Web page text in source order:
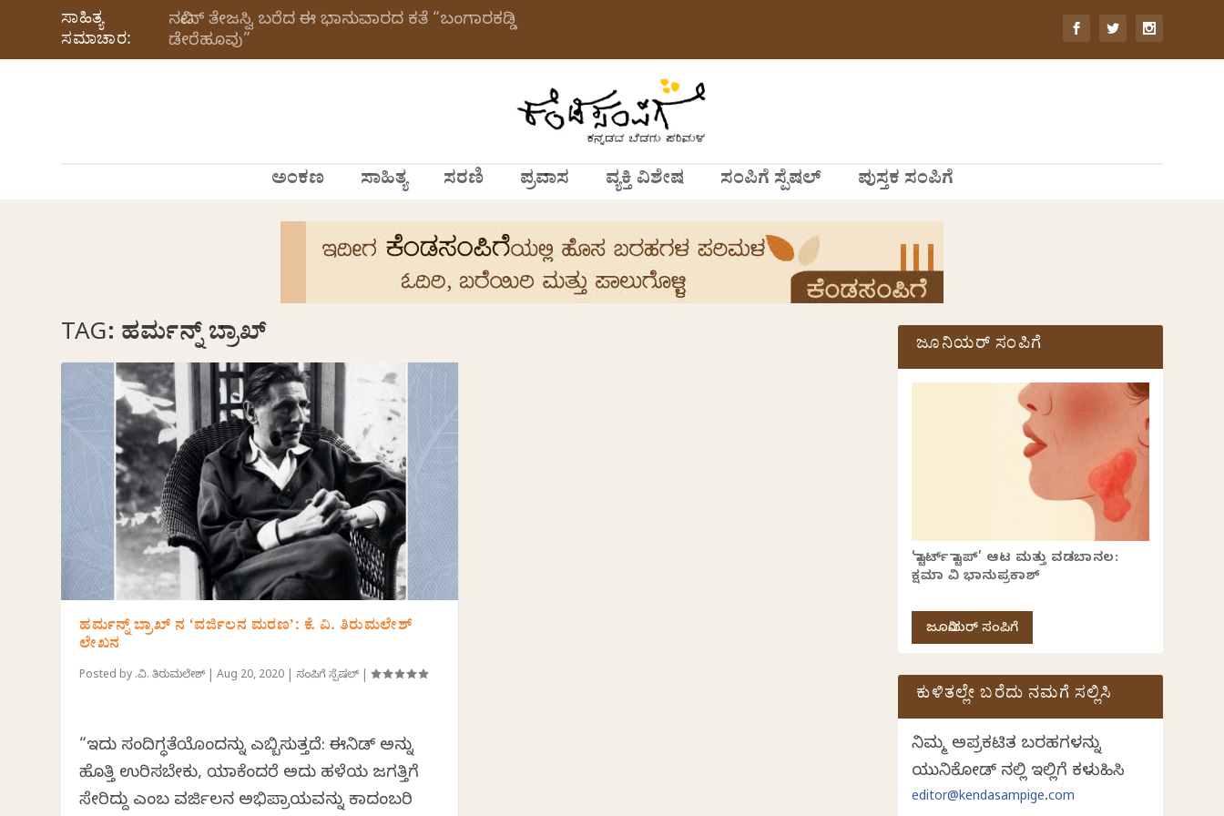
ಸಾಹಿತ್ಯ
ಸಮಾಚಾರ:
ನವೀನ್‌ ತೇಜಸ್ವಿ ಬರೆದ ಈ ಭಾನುವಾರದ ಕತೆ “ಬಂಗಾರಕಡ್ಡಿ
ಡೇರೆಹೂವು”
ಅಂಕಣ ಸಾಹಿತ್ಯ ಸರಣಿ ಪ್ರವಾಸ ವ್ಯಕ್ತಿ ವಿಶೇಷ ಸಂಪಿಗೆ ಸ್ಪೆಷಲ್ ಪುಸ್ತಕ ಸಂಪಿಗೆ
TAG: ಹರ್ಮನ್ನ್ ಬ್ರಾಖ್
ಹರ್ಮನ್ನ್ ಬ್ರಾಖ್ ನ ‘ವರ್ಜಿಲನ ಮರಣ’: ಕೆ. ವಿ. ತಿರುಮಲೇಶ್
ಲೇಖನ
Posted by ಕೆ.ವಿ. ತಿರುಮಲೇಶ್ |Aug 20, 2020 ಸಂಪಿಗೆ ಸ್ಪೆಷಲ್ |
“ಇದು ಸಂದಿಗ್ಧತೆಯೊಂದನ್ನು ಎಬ್ಬಿಸುತ್ತದೆ: ಈನಿಡ್ ಅನ್ನು
ಹೊತ್ತಿ ಉರಿಸಬೇಕು, ಯಾಕೆಂದರೆ ಅದು ಹಳೆಯ ಜಗತ್ತಿಗೆ
ಸೇರಿದ್ದು ಎಂಬ ವರ್ಜಿಲನ ಅಭಿಪ್ರಾಯವನ್ನು ಕಾದಂಬರಿ
ಜೂನಿಯರ್ ಸಂಪಿಗೆ
‘ಸ್ಟಾರ್ಟ್ ಸ್ಟಾಪ್’ ಆಟ ಮತ್ತು ವಡಬಾನಲ:
ಕ್ಷಮಾ ವಿ ಭಾನುಪ್ರಕಾಶ್
ಜೂನಿಯರ್ ಸಂಪಿಗೆ
ಕುಳಿತಲ್ಲೇ ಬರೆದು ನಮಗೆ ಸಲ್ಲಿಸಿ
ನಿಮ್ಮ ಅಪ್ರಕಟಿತ ಬರಹಗಳನ್ನು
ಯುನಿಕೋಡ್ ನಲ್ಲಿ ಇಲ್ಲಿಗೆ ಕಳುಹಿಸಿ
editor@kendasampige.com